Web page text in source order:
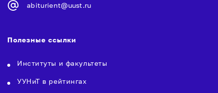
abiturient@uust.ru
Полезные ссылки
Институты и факультеты
УУНиТ в рейтингах